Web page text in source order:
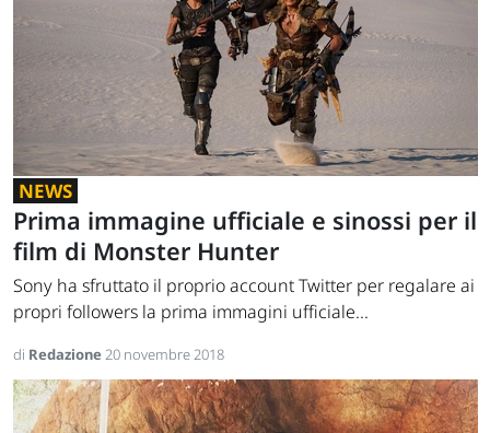
NEWS
Prima immagine ufficiale e sinossi per il
film di Monster Hunter
Sony ha sfruttato il proprio account Twitter per regalare ai
propri followers la prima immagini ufficiale...
di Redazione20 novembre 2018